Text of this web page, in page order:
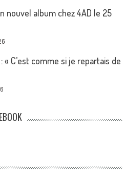
nouvel album chez 4AD le 25
« C’est comme si je repartais de